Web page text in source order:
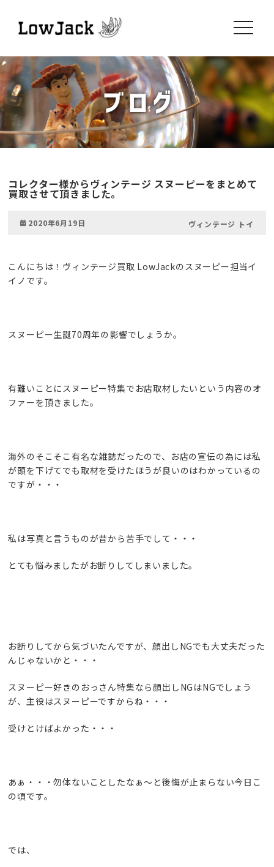
toggle
コレクター様からヴィンテージ スヌーピーをまとめて
買取させて頂きました。
2020年6月19日 ヴィンテージ トイ
こんにちは！ヴィンテージ買取 LowJackのスヌーピー担当イ
イノです。
スヌーピー生誕70周年の影響でしょうか。
有難いことにスヌーピー特集でお店取材したいという内容のオ
ファーを頂きました。
海外のそこそこ有名な雑誌だったので、お店の宣伝の為には私
が頭を下げてでも取材を受けたほうが良いのはわかっているの
ですが・・・
私は写真と言うものが昔から苦手でして・・・
とても悩みましたがお断りしてしまいました。
お断りしてから気づいたんですが、顔出しNGでも大丈夫だった
んじゃないかと・・・
スヌーピー好きのおっさん特集なら顔出しNGはNGでしょう
が、主役はスヌーピーですからね・・・
受けとけばよかった・・・
あぁ・・・勿体ないことしたなぁ～と後悔が止まらない今日こ
の頃です。
では、